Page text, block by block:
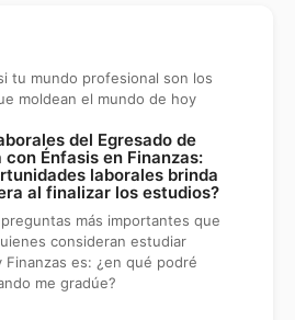
tu mundo profesional son los
moldean el mundo de hoy
del Egresado de
con Énfasis en Finanzas:
laborales brinda
al finalizar los estudios?
más importantes que
consideran estudiar
Finanzas es: ¿en qué podré
me gradúe?